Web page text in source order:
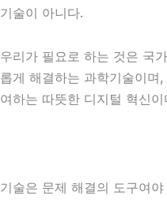
기술이 아니다.
우리가 필요로 하는 것은 국
롭게 해결하는 과학기술이며
여하는 따뜻한 디지털 혁신이
기술은 문제 해결의 도구여